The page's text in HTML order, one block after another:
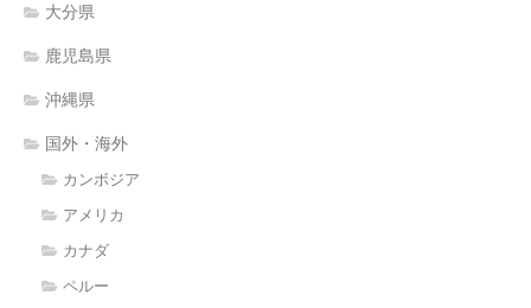
大分県
鹿児島県
沖縄県
国外・海外
カンボジア
アメリカ
カナダ
ペルー